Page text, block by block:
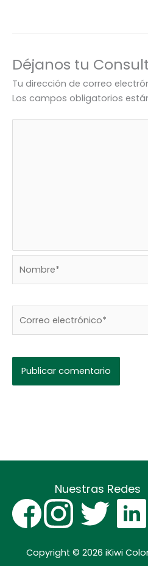
Déjanos tu
Tu dirección de correo
Los campos obligatorios
electrónico*
Nuestras Redes
Copyright © 2026 iKiwi